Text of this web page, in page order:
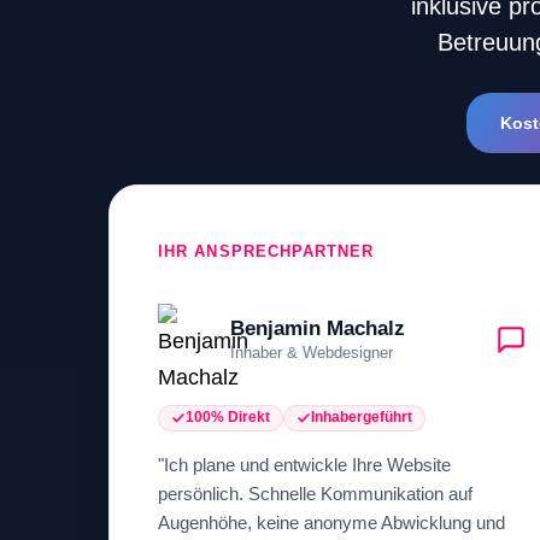
inklusive
IHR ANSPRECHPARTNER
Benjamin Machalz
Inhaber & Webdesigner
100% Direkt Inhabergeführt
"Ich plane und entwickle Ihre Website
persönlich. Schnelle Kommunikation auf
Augenhöhe, keine anonyme Abwicklung und